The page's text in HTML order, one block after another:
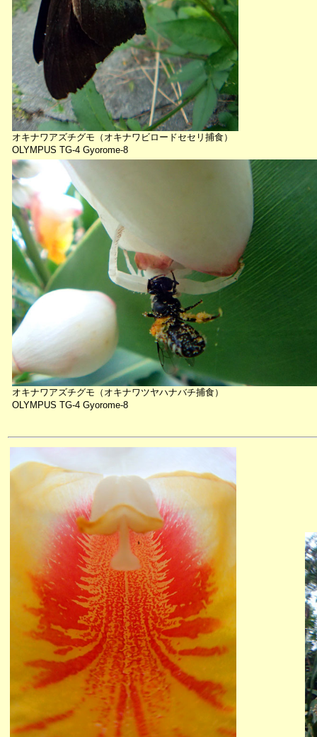
オキナワアズチグモ（オキナワビロードセセリ捕食）
OLYMPUS TG-4 Gyorome-8
オキナワアズチグモ（オキナワツヤハナバチ捕食）
OLYMPUS TG-4 Gyorome-8